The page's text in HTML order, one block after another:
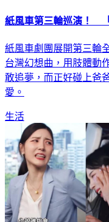
紙風車第三輪巡演！
紙風車劇團展開第三輪
台灣幻想曲，用肢體動
敢追夢，而正好碰上爸
愛。
生活